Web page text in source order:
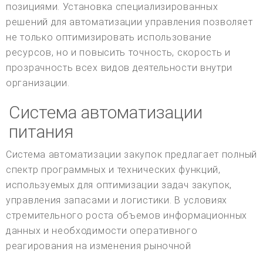
позициями. Установка специализированных
решений для автоматизации управления позволяет
не только оптимизировать использование
ресурсов, но и повысить точность, скорость и
прозрачность всех видов деятельности внутри
организации.
Система автоматизации
питания
Система автоматизации закупок предлагает полный
спектр программных и технических функций,
используемых для оптимизации задач закупок,
управления запасами и логистики. В условиях
стремительного роста объемов информационных
данных и необходимости оперативного
реагирования на изменения рыночной